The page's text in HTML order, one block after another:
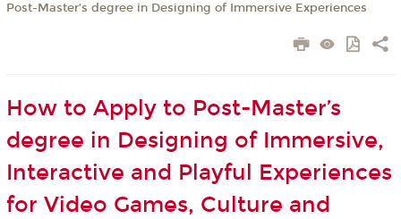
Post-Master’s degree in Designing of Immersive Experiences
How to Apply to Post-Master’s
degree in Designing of Immersive,
Interactive and Playful Experiences
for Video Games, Culture and